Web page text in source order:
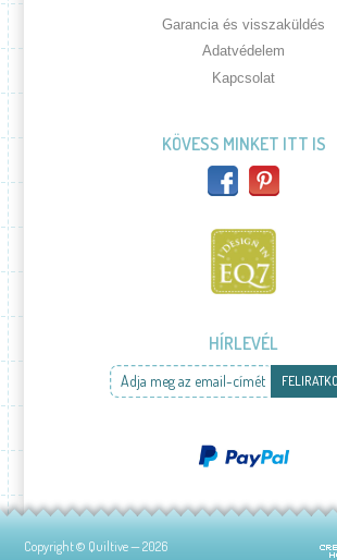
Garancia és visszaküldés
Adatvédelem
Kapcsolat
KÖVESS MINKET ITT IS
HÍRLEVÉL
Adja meg az email-címét
Copyright © Quiltive — 2026